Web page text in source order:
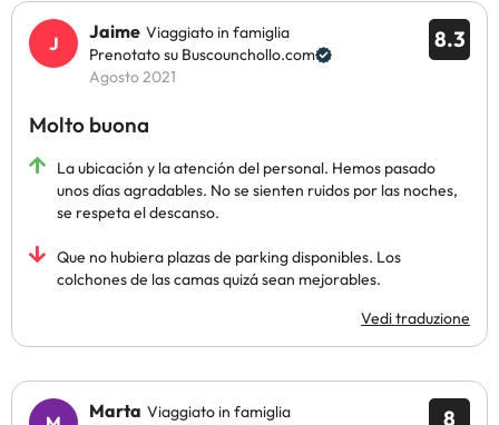
8.3
Jaime Viaggiato in famiglia
Prenotato su Buscounchollo.com
Agosto 2021
Molto buona
La ubicación y la atención del personal. Hemos pasado
unos días agradables. No se sienten ruidos por las noches,
se respeta el descanso.
Que no hubiera plazas de parking disponibles. Los
colchones de las camas quizá sean mejorables.
Vedi traduzione
8
Marta Viaggiato in famiglia